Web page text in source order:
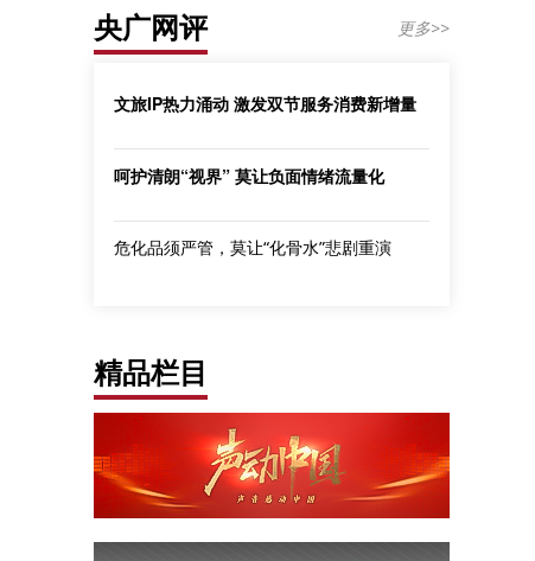
央广网评 更多>>
文旅IP热力涌动 激发双节服务消费新增量
呵护清朗“视界” 莫让负面情绪流量化
危化品须严管，莫让“化骨水”悲剧重演
精品栏目